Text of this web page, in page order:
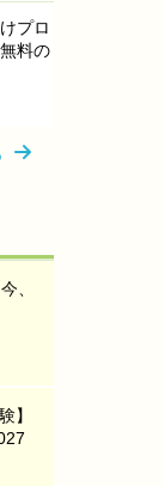
プロ
料の
、
】